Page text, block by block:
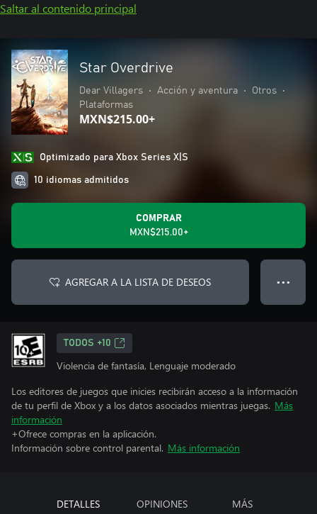
Saltar al contenido principal
Star Overdrive
Dear Villagers • Acción y aventura • Otros
•
Plataformas
MXN$215.00+
Optimizado para Xbox Series X|S
10 idiomas admitidos
COMPRAR
MXN$215.00+
AGREGAR A LA LISTA DE DESEOS ● ● ●
TODOS +10
Violencia de fantasía, Lenguaje moderado
Los editores de juegos que inicies recibirán acceso a la información
de tu perfil de Xbox y a los datos asociados mientras juegas. Más
información
+Ofrece compras en la aplicación.
Información sobre control parental. Más información
DETALLES OPINIONES MÁS